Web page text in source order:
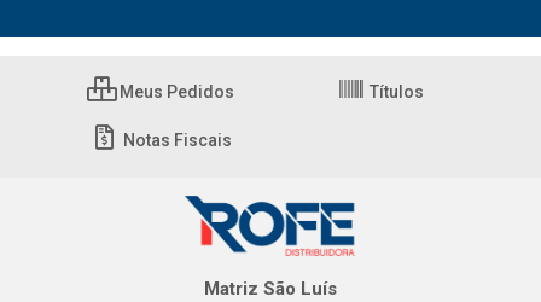
Meus Pedidos Títulos
Notas Fiscais
Matriz São Luís